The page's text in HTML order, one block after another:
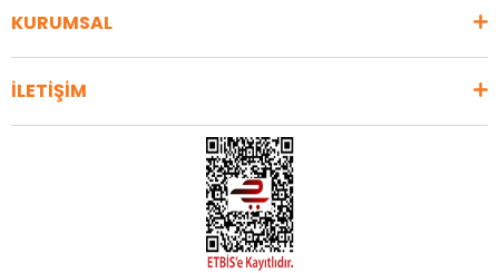
KURUMSAL
İLETİŞİM